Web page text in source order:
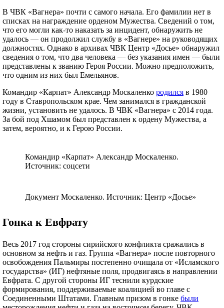
В ЧВК «Вагнера» почти с самого начала. Его фамилии нет в
списках на награждение орденом Мужества. Сведений о том,
что его могли как-то наказать за инцидент, обнаружить не
удалось — он продолжил службу в «Вагнере» на руководящих
должностях. Однако в архивах ЧВК Центр «Досье» обнаружил
сведения о том, что два человека — без указания имен — были
представлены к званию Героя России. Можно предположить,
что одним из них был Емельянов.
Командир «Карпат» Александр Москаленко родился в 1980
году в Ставропольском крае. Чем занимался в гражданской
жизни, установить не удалось. В ЧВК «Вагнера» с 2014 года.
За бой под Хшамом был представлен к ордену Мужества, а
затем, вероятно, и к Герою России.
Командир «Карпат» Александр Москаленко.
Источник: соцсети
Документ Москаленко. Источник: Центр «Досье»
Гонка к Евфрату
Весь 2017 год стороны сирийского конфликта сражались в
основном за нефть и газ. Группа «Вагнера» после повторного
освобождения Пальмиры постепенно очищала от «Исламского
государства» (ИГ) нефтяные поля, продвигаясь в направлении
Евфрата. С другой стороны ИГ теснили курдские
формирования, поддерживаемые коалицией во главе с
Соединенными Штатами. Главным призом в гонке были